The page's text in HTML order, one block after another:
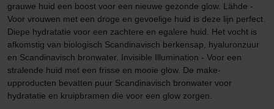
grauwe huid een boost voor een nieuwe gezonde glow. Lähde -
Voor vrouwen met een droge en gevoelige huid is deze lijn perfect.
Diepe hydratatie voor een zachtere en egalere huid. Het vocht is
afkomstig van biologisch Scandinavisch berkensap, hyaluronzuur
en Scandinavisch bronwater. Invisible Illumination - Voor een
stralende huid met een frisse en mooie glow. De make-
upproducten bevatten puur Scandinavisch bronwater voor
hydratatie en kruipbramen die voor een glow zorgen.